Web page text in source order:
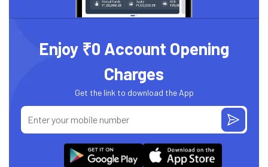
Enjoy ₹0 Account Opening
Charges
Get the link to download the App